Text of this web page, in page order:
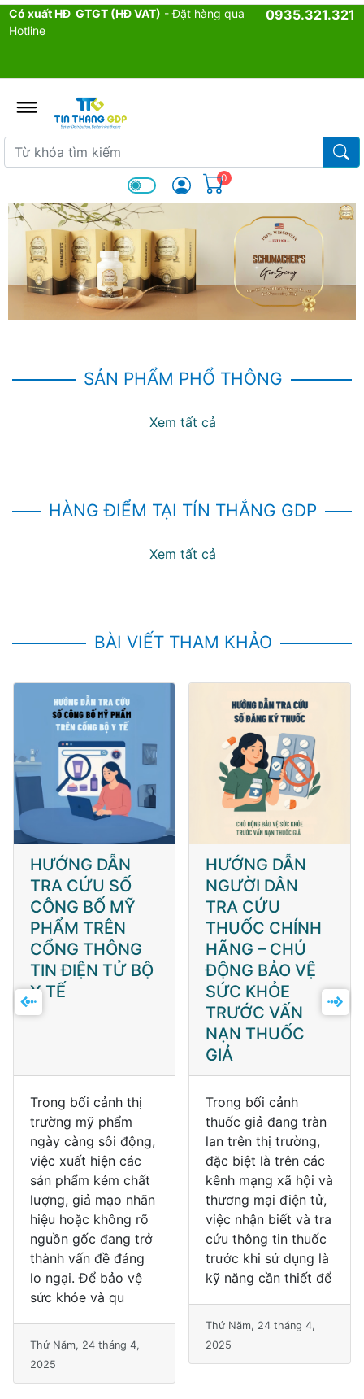
Có xuất HĐ GTGT (HĐ VAT) - Đặt hàng qua
Hotline
0935.321.321
Từ khóa tìm kiếm
Từ
0
SẢN PHẨM PHỔ THÔNG
Xem tất cả
HÀNG ĐIỂM TẠI TÍN THẮNG GDP
Xem tất cả
BÀI VIẾT THAM KHẢO
HƯỚNG DẪN
TRA CỨU SỐ
CÔNG BỐ MỸ
PHẨM TRÊN
CỔNG THÔNG
TIN ĐIỆN TỬ BỘ
Y TẾ
Trong bối cảnh thị
trường mỹ phẩm
ngày càng sôi động,
việc xuất hiện các
sản phẩm kém chất
lượng, giả mạo nhãn
hiệu hoặc không rõ
nguồn gốc đang trở
thành vấn đề đáng
lo ngại. Để bảo vệ
sức khỏe và qu
Thứ Năm, 24 tháng 4,
2025
HƯỚNG DẪN
NGƯỜI DÂN
TRA CỨU
THUỐC CHÍNH
HÃNG – CHỦ
ĐỘNG BẢO VỆ
SỨC KHỎE
TRƯỚC VẤN
NẠN THUỐC
GIẢ
Trong bối cảnh
thuốc giả đang tràn
lan trên thị trường,
đặc biệt là trên các
kênh mạng xã hội và
thương mại điện tử,
việc nhận biết và tra
cứu thông tin thuốc
trước khi sử dụng là
kỹ năng cần thiết để
Thứ Năm, 24 tháng 4,
2025